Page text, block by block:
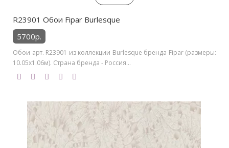
R23901 Обои Fipar Burlesque
5700р.
Обои арт. R23901 из коллекции Burlesque бренда Fipar (размеры:
10.05х1.06м). Страна бренда - Россия...